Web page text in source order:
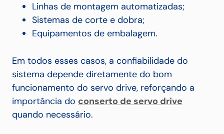
Linhas de montagem automatizadas;
Sistemas de corte e dobra;
Equipamentos de embalagem.
Em todos esses casos, a confiabilidade do
sistema depende diretamente do bom
funcionamento do servo drive, reforçando a
importância do conserto de servo drive
quando necessário.